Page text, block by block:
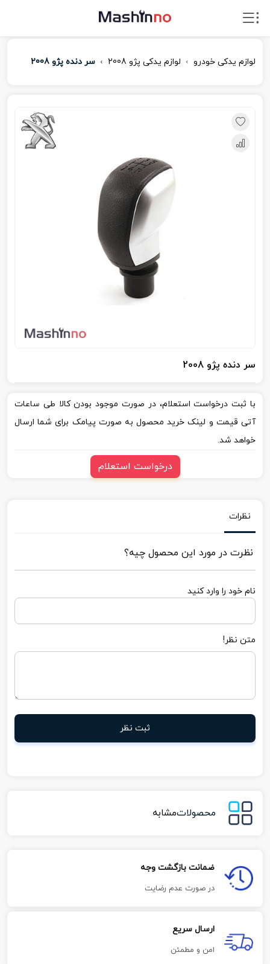
لوازم یدکی خودرو لوازم یدکی پژو 2008 سر دنده پژو 2008
سر دنده پژو 2008
با ثبت درخواست استعلام، در صورت موجود بودن کالا طی ساعات
آتی قیمت و لینک خرید محصول به صورت پیامک برای شما ارسال
خواهد شد.
درخواست استعلام
نظرات
نظرت در مورد این محصول چیه؟
نام خود را وارد کنید
متن نظر!
ثبت نظر
محصولاتمشابه
ضمانت بازگشت وجه
در صورت عدم رضایت
ارسال سریع
امن و مطمئن